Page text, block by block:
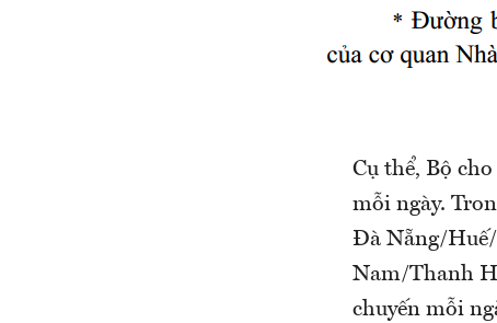
Cụ thể, Bộ
mỗi ngày.
Đà Nẵng/
Nam/Thanh
chuyến mỗi